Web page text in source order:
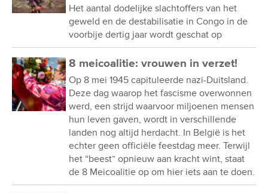
Het aantal dodelijke slachtoffers van het
geweld en de destabilisatie in Congo in de
voorbije dertig jaar wordt geschat op
8 meicoalitie: vrouwen in verzet!
Op 8 mei 1945 capituleerde nazi-Duitsland.
Deze dag waarop het fascisme overwonnen
werd, een strijd waarvoor miljoenen mensen
hun leven gaven, wordt in verschillende
landen nog altijd herdacht. In België is het
echter geen officiële feestdag meer. Terwijl
het “beest” opnieuw aan kracht wint, staat
de 8 Meicoalitie op om hier iets aan te doen.